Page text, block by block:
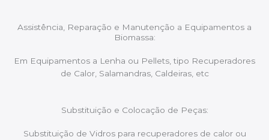
Assistência, Reparação e Manutenção a Equipamentos a
Biomassa:
Em Equipamentos a Lenha ou Pellets, tipo Recuperadores
de Calor, Salamandras, Caldeiras, etc
Substituição e Colocação de Peças:
Substituição de Vidros para recuperadores de calor ou